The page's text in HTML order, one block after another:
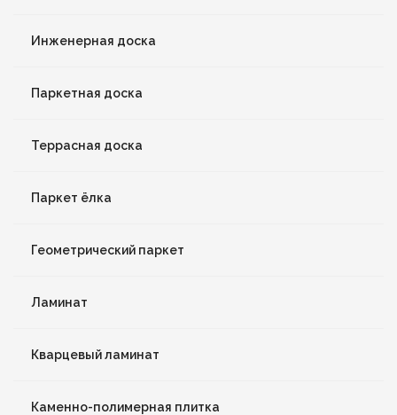
Инженерная доска
Паркетная доска
Террасная доска
Паркет ёлка
Геометрический паркет
Ламинат
Кварцевый ламинат
Каменно-полимерная плитка